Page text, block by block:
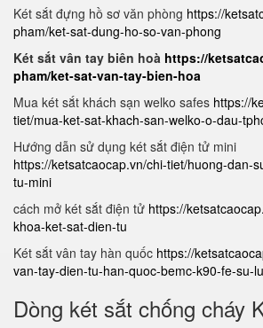
Két sắt đựng hồ sơ văn phòng https://
pham/ket-sat-dung-ho-so-van-phong
Két sắt vân tay biên hoà https://
pham/ket-sat-van-tay-bien-hoa
Mua két sắt khách sạn welko safes https://
tiet/mua-ket-sat-khach-san-welko-o-dau-
Hướng dẫn sử dụng két sắt điện tử mini
https://ketsatcaocap.vn/chi-tiet/huong-dan-
tu-mini
cách mở két sắt điện tử https://
khoa-ket-sat-dien-tu
Két sắt vân tay hàn quốc https://
van-tay-dien-tu-han-quoc-bemc-k90-fe-su-
Dòng két sắt chống cháy